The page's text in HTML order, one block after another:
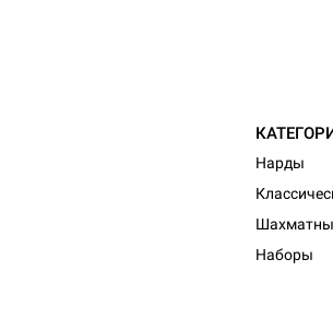
Нарды
Наборы
Настольная игра Hobby World Монстры